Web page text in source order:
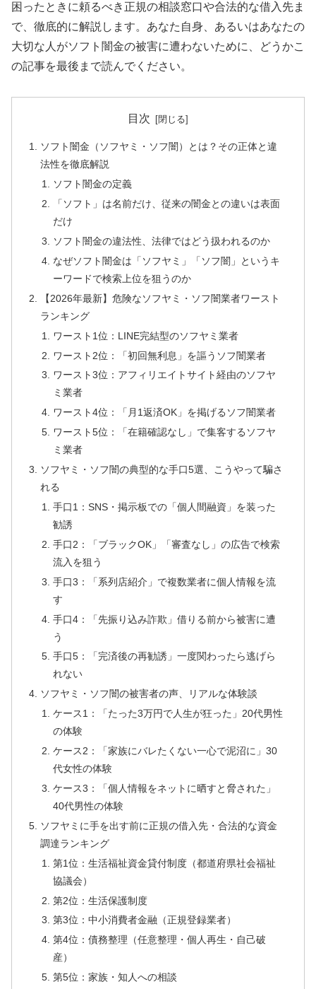
困ったときに頼るべき正規の相談窓口や合法的な借入先ま
で、徹底的に解説します。あなた自身、あるいはあなたの
大切な人がソフト闇金の被害に遭わないために、どうかこ
の記事を最後まで読んでください。
目次
ソフト闇金（ソフヤミ・ソフ闇）とは？その正体と違
法性を徹底解説
ソフト闇金の定義
「ソフト」は名前だけ、従来の闇金との違いは表面
だけ
ソフト闇金の違法性、法律ではどう扱われるのか
なぜソフト闇金は「ソフヤミ」「ソフ闇」というキ
ーワードで検索上位を狙うのか
【2026年最新】危険なソフヤミ・ソフ闇業者ワースト
ランキング
ワースト1位：LINE完結型のソフヤミ業者
ワースト2位：「初回無利息」を謳うソフ闇業者
ワースト3位：アフィリエイトサイト経由のソフヤ
ミ業者
ワースト4位：「月1返済OK」を掲げるソフ闇業者
ワースト5位：「在籍確認なし」で集客するソフヤ
ミ業者
ソフヤミ・ソフ闇の典型的な手口5選、こうやって騙さ
れる
手口1：SNS・掲示板での「個人間融資」を装った
勧誘
手口2：「ブラックOK」「審査なし」の広告で検索
流入を狙う
手口3：「系列店紹介」で複数業者に個人情報を流
す
手口4：「先振り込み詐欺」借りる前から被害に遭
う
手口5：「完済後の再勧誘」一度関わったら逃げら
れない
ソフヤミ・ソフ闇の被害者の声、リアルな体験談
ケース1：「たった3万円で人生が狂った」20代男性
の体験
ケース2：「家族にバレたくない一心で泥沼に」30
代女性の体験
ケース3：「個人情報をネットに晒すと脅された」
40代男性の体験
ソフヤミに手を出す前に正規の借入先・合法的な資金
調達ランキング
第1位：生活福祉資金貸付制度（都道府県社会福祉
協議会）
第2位：生活保護制度
第3位：中小消費者金融（正規登録業者）
第4位：債務整理（任意整理・個人再生・自己破
産）
第5位：家族・知人への相談